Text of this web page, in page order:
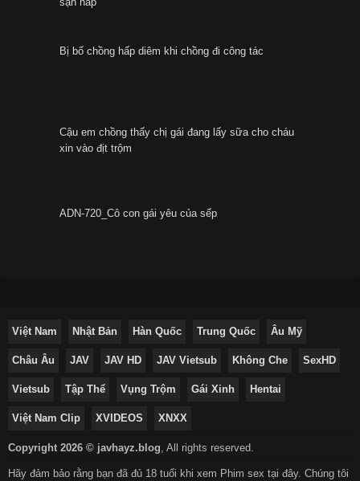
Bị bố chồng hấp diêm khi chồng đi công tác
Cậu em chồng thấy chị gái đang lấy sữa cho cháu
xin vào địt trộm
ADN-720_Cô con gái yêu của sếp
Việt Nam Nhật Bản Hàn Quốc Trung Quốc Âu Mỹ
Châu Âu JAV JAV HD JAV Vietsub Không Che SexHD
Vietsub Tập Thể Vụng Trộm Gái Xinh Hentai
Việt Nam Clip XVIDEOS XNXX
Copyright 2026 © javhayz.blog, All rights reserved.
Hãy đảm bảo rằng bạn đã đủ 18 tuổi khi xem Phim sex tại đây. Chúng tôi